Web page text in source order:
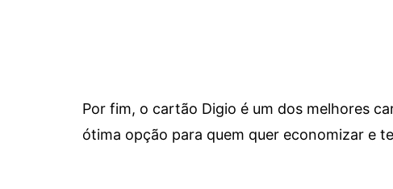
Por fim, o cartão Digio é um dos melhores
ótima opção para quem quer economizar e